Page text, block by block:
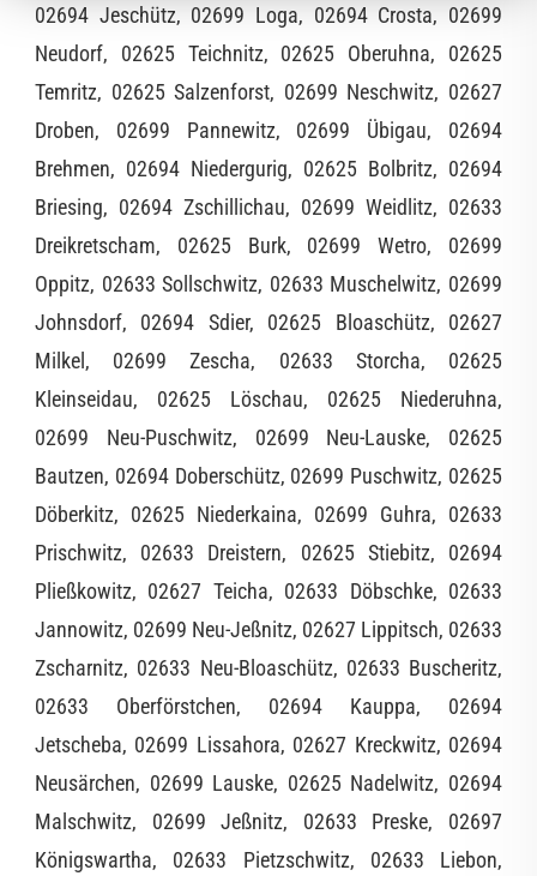
02694 Jeschütz, 02699 Loga, 02694 Crosta, 02699
Neudorf, 02625 Teichnitz, 02625 Oberuhna, 02625
Temritz, 02625 Salzenforst, 02699 Neschwitz, 02627
Droben, 02699 Pannewitz, 02699 Übigau, 02694
Brehmen, 02694 Niedergurig, 02625 Bolbritz, 02694
Briesing, 02694 Zschillichau, 02699 Weidlitz, 02633
Dreikretscham, 02625 Burk, 02699 Wetro, 02699
Oppitz, 02633 Sollschwitz, 02633 Muschelwitz, 02699
Johnsdorf, 02694 Sdier, 02625 Bloaschütz, 02627
Milkel, 02699 Zescha, 02633 Storcha, 02625
Kleinseidau, 02625 Löschau, 02625 Niederuhna,
02699 Neu-Puschwitz, 02699 Neu-Lauske, 02625
Bautzen, 02694 Doberschütz, 02699 Puschwitz, 02625
Döberkitz, 02625 Niederkaina, 02699 Guhra, 02633
Prischwitz, 02633 Dreistern, 02625 Stiebitz, 02694
Pließkowitz, 02627 Teicha, 02633 Döbschke, 02633
Jannowitz, 02699 Neu-Jeßnitz, 02627 Lippitsch, 02633
Zscharnitz, 02633 Neu-Bloaschütz, 02633 Buscheritz,
02633 Oberförstchen, 02694 Kauppa, 02694
Jetscheba, 02699 Lissahora, 02627 Kreckwitz, 02694
Neusärchen, 02699 Lauske, 02625 Nadelwitz, 02694
Malschwitz, 02699 Jeßnitz, 02633 Preske, 02697
Königswartha, 02633 Pietzschwitz, 02633 Liebon,